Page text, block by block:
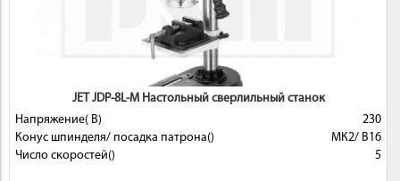
ИНСТРУМЕНТJET JDP-8L-M Настольный сверлильный станок
Напряжение( В)
230
Конус шпинделя/ посадка патрона()
МК2/ В16
Число скоростей()
5